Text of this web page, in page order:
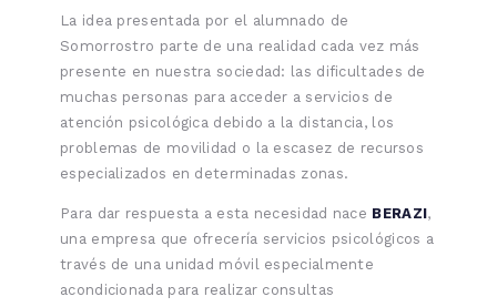
La idea presentada por el alumnado de
Somorrostro parte de una realidad cada vez más
presente en nuestra sociedad: las dificultades de
muchas personas para acceder a servicios de
atención psicológica debido a la distancia, los
problemas de movilidad o la escasez de recursos
especializados en determinadas zonas.
Para dar respuesta a esta necesidad nace BERAZI,
una empresa que ofrecería servicios psicológicos a
través de una unidad móvil especialmente
acondicionada para realizar consultas